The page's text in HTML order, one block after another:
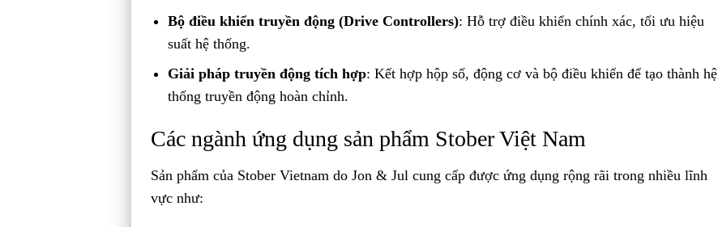
Bộ điều khiển truyền động (Drive Controllers): Hỗ trợ điều khiển chính xác, tối ưu hiệu
suất hệ thống.
Giải pháp truyền động tích hợp: Kết hợp hộp số, động cơ và bộ điều khiển để tạo thành hệ
thống truyền động hoàn chỉnh.
Các ngành ứng dụng sản phẩm Stober Việt Nam
Sản phẩm của Stober Vietnam do Jon & Jul cung cấp được ứng dụng rộng rãi trong nhiều lĩnh
vực như: